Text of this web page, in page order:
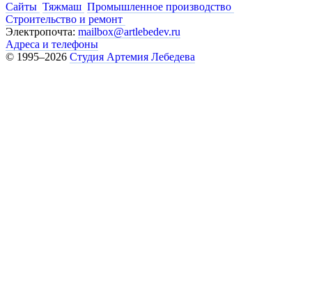
Сайты Тяжмаш Промышленное производство
Строительство и ремонт
Электропочта: mailbox@artlebedev.ru
Адреса и телефоны
© 1995–2026 Студия Артемия Лебедева